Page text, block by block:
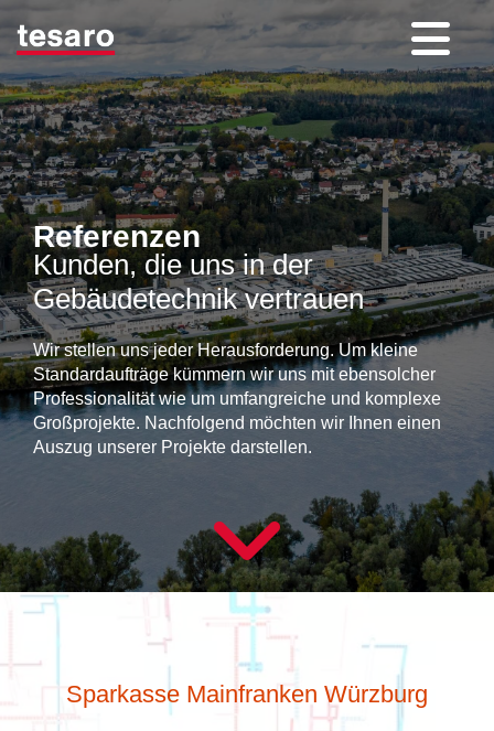
Referenzen
Kunden, die uns in der
Gebäudetechnik vertrauen
Wir stellen uns jeder Herausforderung. Um kleine
Standardaufträge kümmern wir uns mit ebensolcher
Professionalität wie um umfangreiche und komplexe
Großprojekte. Nachfolgend möchten wir Ihnen einen
Auszug unserer Projekte darstellen.
Sparkasse Mainfranken Würzburg